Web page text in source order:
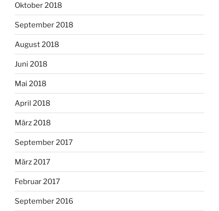
Oktober 2018
September 2018
August 2018
Juni 2018
Mai 2018
April 2018
März 2018
September 2017
März 2017
Februar 2017
September 2016